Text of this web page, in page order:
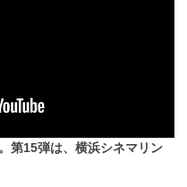
第15弾は、横浜シネマリン